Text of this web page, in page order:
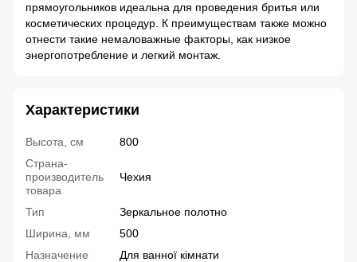
прямоугольников идеальна для проведения бритья или
косметических процедур. К преимуществам также можно
отнести такие немаловажные факторы, как низкое
энергопотребление и легкий монтаж.
Характеристики
Высота, см
800
Страна-
производитель
товара
Чехия
Тип
Зеркальное полотно
Ширина, мм
500
Назначение
Для ванної кімнати